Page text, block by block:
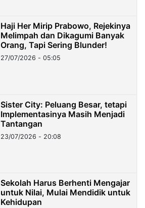
Haji Her Mirip Prabowo, Rejekinya
Melimpah dan Dikagumi Banyak
Orang, Tapi Sering Blunder!
27/07/2026 - 05:05
Sister City: Peluang Besar, tetapi
Implementasinya Masih Menjadi
Tantangan
23/07/2026 - 20:08
Sekolah Harus Berhenti Mengajar
untuk Nilai, Mulai Mendidik untuk
Kehidupan